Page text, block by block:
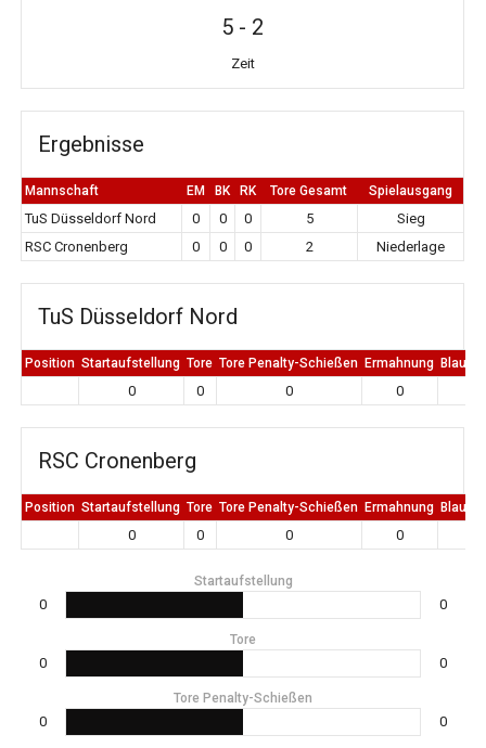
5 - 2
Zeit
Ergebnisse
Mannschaft EM BK RK Tore Gesamt Spielausgang
TuS Düsseldorf Nord 0 0 0 5
Sieg
RSC Cronenberg
0 0 0 2 Niederlage
TuS Düsseldorf Nord
Position Startaufstellung Tore Tore Penalty-Schießen Ermahnung Blaue
0 0 0 0
RSC Cronenberg
Position Startaufstellung Tore Tore Penalty-Schießen Ermahnung Blaue
0 0 0 0
Startaufstellung
0 0
Tore
0 0
Tore Penalty-Schießen
0 0